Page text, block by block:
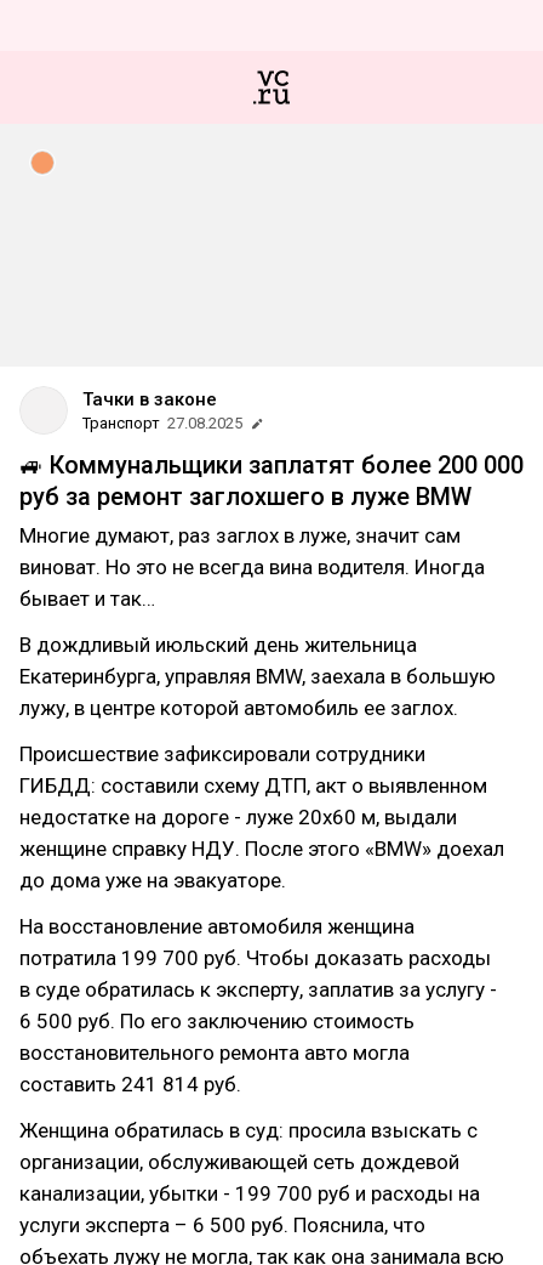
Тачки в законе
Транспорт 27.08.2025
🚙 Коммунальщики заплатят более 200 000
руб за ремонт заглохшего в луже BMW
Многие думают, раз заглох в луже, значит сам
виноват. Но это не всегда вина водителя. Иногда
бывает и так…
В дождливый июльский день жительница
Екатеринбурга, управляя BMW, заехала в большую
лужу, в центре которой автомобиль ее заглох.
Происшествие зафиксировали сотрудники
ГИБДД: составили схему ДТП, акт о выявленном
недостатке на дороге - луже 20х60 м, выдали
женщине справку НДУ. После этого «BMW» доехал
до дома уже на эвакуаторе.
На восстановление автомобиля женщина
потратила 199 700 руб. Чтобы доказать расходы
в суде обратилась к эксперту, заплатив за услугу -
6 500 руб. По его заключению стоимость
восстановительного ремонта авто могла
составить 241 814 руб.
Женщина обратилась в суд: просила взыскать с
организации, обслуживающей сеть дождевой
канализации, убытки - 199 700 руб и расходы на
услуги эксперта – 6 500 руб. Пояснила, что
объехать лужу не могла, так как она занимала всю